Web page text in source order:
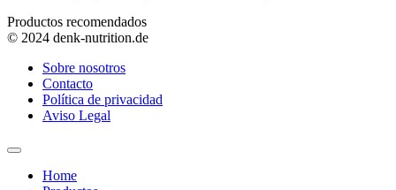
Productos recomendados
© 2024 denk-nutrition.de
Sobre nosotros
Contacto
Política de privacidad
Aviso Legal
Home